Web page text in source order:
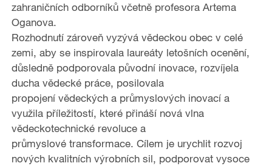
zahraničních odborníků včetně profesora Artema
Oganova.
Rozhodnutí zároveň vyzývá vědeckou obec v celé
zemi, aby se inspirovala laureáty letošních ocenění,
důsledně podporovala původní inovace, rozvíjela
ducha vědecké práce, posilovala
propojení vědeckých a průmyslových inovací a
využila příležitostí, které přináší nová vlna
vědeckotechnické revoluce a
průmyslové transformace. Cílem je urychlit rozvoj
nových kvalitních výrobních sil, podporovat vysoce